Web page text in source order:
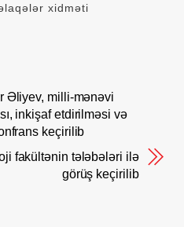
xidməti
Əliyev, milli-mənəvi
inkişaf etdirilməsi və
keçirilib
fakültənin tələbələri ilə
görüş keçirilib